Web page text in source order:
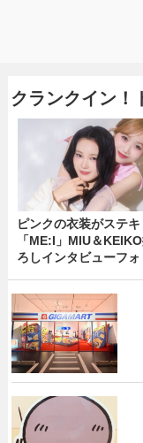
クランクイン
ピンクの衣装がステキ
「ME:I」MIU＆
ろしインタビューフォ